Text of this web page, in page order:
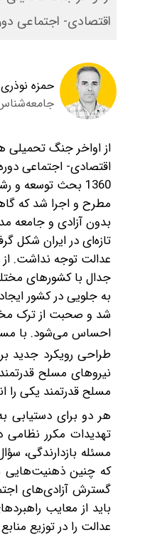
اقتصادی- اجتماعی
حمزه نوذری
از اواخر جنگ تحمیلی
اقتصادی- اجتماعی
1360 بحث توسعه
مطرح و اجرا شد که
بدون آزادی و جامعه
تازه‌ای در ایران شکل
به جلویی در کشور
شد و صحبت از ترک
احساس می‌شود. با
طراحی رویکرد جدید
نیروهای مسلح
مسلح قدرتمند یکی را
هر دو برای دستیابی
تهدیدات مکرر
مسئله بازدارندگی،
که چنین ذهنیت‌هایی
گسترش آزادی‌های
باید از معایب
عدالت را در توزیع